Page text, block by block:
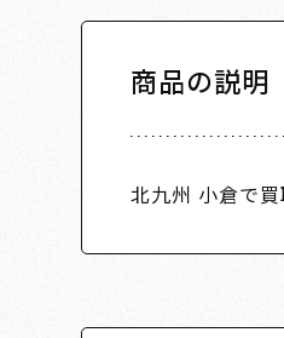
商品の説明
北九州 小倉で買